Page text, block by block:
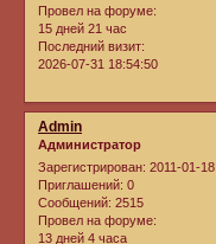
Провел на форуме:
15 дней 21 час
Последний визит:
2026-07-31 18:54:50
Admin
Администратор
Зарегистрирован: 2011-01-18
Приглашений: 0
Сообщений: 2515
Провел на форуме:
13 дней 4 часа